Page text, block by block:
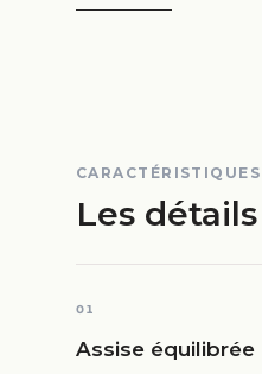
CARACTÉRISTIQUES
Les
01
Assise équilibrée